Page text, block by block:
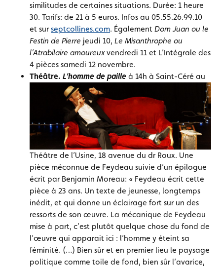
similitudes de certaines situations. Durée: 1 heure
30. Tarifs: de 21 à 5 euros. Infos au 05.55.26.99.10
et surseptcollines.com. Également Dom Juan ou le
Festin de Pierre jeudi 10, Le Misanthrophe ou
l’Atrabilaire amoureuxvendredi 11 et L’Intégrale des
4 pièces samedi 12 novembre.
Théâtre. L’homme de paille à 14h à Saint-Céré au
Théâtre de l’Usine, 18 avenue du dr Roux. Une
pièce méconnue de Feydeau suivie d’un épilogue
écrit par Benjamin Moreau: « Feydeau écrit cette
pièce à 23 ans. Un texte de jeunesse, longtemps
inédit, et qui donne un éclairage fort sur un des
ressorts de son œuvre. La mécanique de Feydeau
mise à part, c’est plutôt quelque chose du fond de
l’œuvre qui apparait ici : l’homme y éteint sa
féminité. (…) Bien sûr et en premier lieu le paysage
politique comme toile de fond, bien sûr l’avarice,